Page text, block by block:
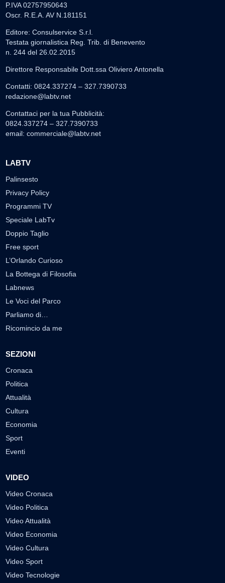
P.IVA 02757950643
Oscr. R.E.A. AV N.181151
Editore: Consulservice S.r.l.
Testata giornalistica Reg. Trib. di Benevento
n. 244 del 26.02.2015
Direttore Responsabile Dott.ssa Oliviero Antonella
Contatti: 0824.337274 – 327.7390733
redazione@labtv.net
Contattaci per la tua Pubblicità:
0824.337274 – 327.7390733
email: commerciale@labtv.net
LABTV
Palinsesto
Privacy Policy
Programmi TV
Speciale LabTv
Doppio Taglio
Free sport
L’Orlando Curioso
La Bottega di Filosofia
Labnews
Le Voci del Parco
Parliamo di…
Ricomincio da me
SEZIONI
Cronaca
Politica
Attualità
Cultura
Economia
Sport
Eventi
VIDEO
Video Cronaca
Video Politica
Video Attualità
Video Economia
Video Cultura
Video Sport
Video Tecnologie